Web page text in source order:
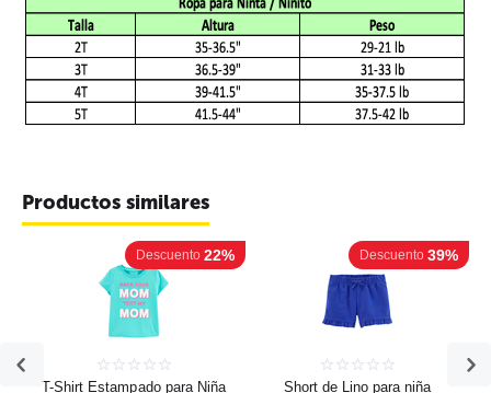
Productos similares
Descuento 22%
T-Shirt Estampado para Niña
Descuento 39%
Short de Lino para niña